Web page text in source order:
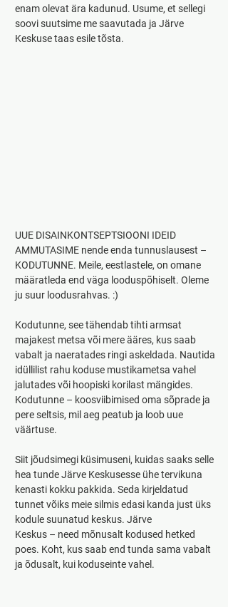
enam olevat ära kadunud. Usume, et sellegi
soovi suutsime me saavutada ja Järve
Keskuse taas esile tõsta.
UUE DISAINKONTSEPTSIOONI IDEID
AMMUTASIME nende enda tunnuslausest –
KODUTUNNE. Meile, eestlastele, on omane
määratleda end väga looduspõhiselt. Oleme
ju suur loodusrahvas. :)
Kodutunne, see tähendab tihti armsat
majakest metsa või mere ääres, kus saab
vabalt ja naeratades ringi askeldada. Nautida
idüllilist rahu koduse mustikametsa vahel
jalutades või hoopiski korilast mängides.
Kodutunne – koosviibimised oma sõprade ja
pere seltsis, mil aeg peatub ja loob uue
väärtuse.
Siit jõudsimegi küsimuseni, kuidas saaks selle
hea tunde Järve Keskusesse ühe tervikuna
kenasti kokku pakkida. Seda kirjeldatud
tunnet võiks meie silmis edasi kanda just üks
kodule suunatud keskus. Järve
Keskus – need mõnusalt kodused hetked
poes. Koht, kus saab end tunda sama vabalt
ja õdusalt, kui koduseinte vahel.